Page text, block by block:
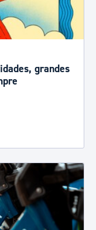
grandes